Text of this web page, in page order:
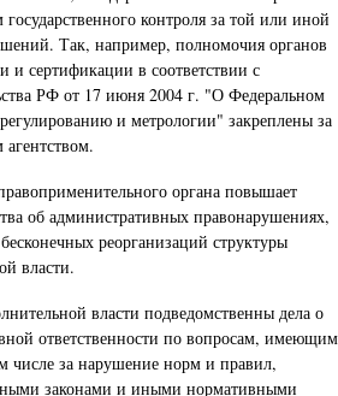
государственного контроля за той или иной
Так, например, полномочия органов
и сертификации в соответствии с
РФ от 17 июня 2004 г. "О Федеральном
и метрологии" закреплены за
органа повышает
об административных правонарушениях,
реорганизаций структуры
власти.
власти подведомственны дела о
ответственности по вопросам, имеющим
числе за нарушение норм и правил,
законами и иными нормативными